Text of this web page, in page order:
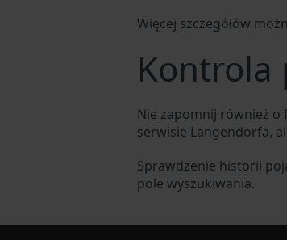
Więcej szczegółów
Kontrola
Nie zapomnij również
serwisie Langendorfa,
Sprawdzenie historii
pole wyszukiwania.